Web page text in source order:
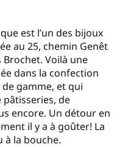
est l’un des bijoux
au 25, chemin Genêt
Brochet. Voilà une
dans la confection
gamme, et qui
de
encore. Un détour en
il y a à goûter! La
à la bouche.